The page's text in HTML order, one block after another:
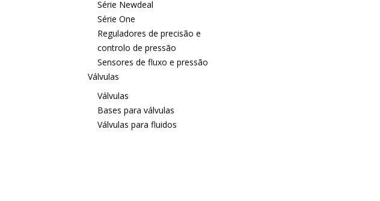
Série Newdeal
Série One
Reguladores de precisão e
controlo de pressão
Sensores de fluxo e pressão
Válvulas
Válvulas
Bases para válvulas
Válvulas para fluidos